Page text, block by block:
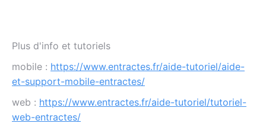
Plus d'info et tutoriels
mobile : https://www.entractes.fr/aide-tutoriel/aide-
et-support-mobile-entractes/
web : https://www.entractes.fr/aide-tutoriel/tutoriel-
web-entractes/